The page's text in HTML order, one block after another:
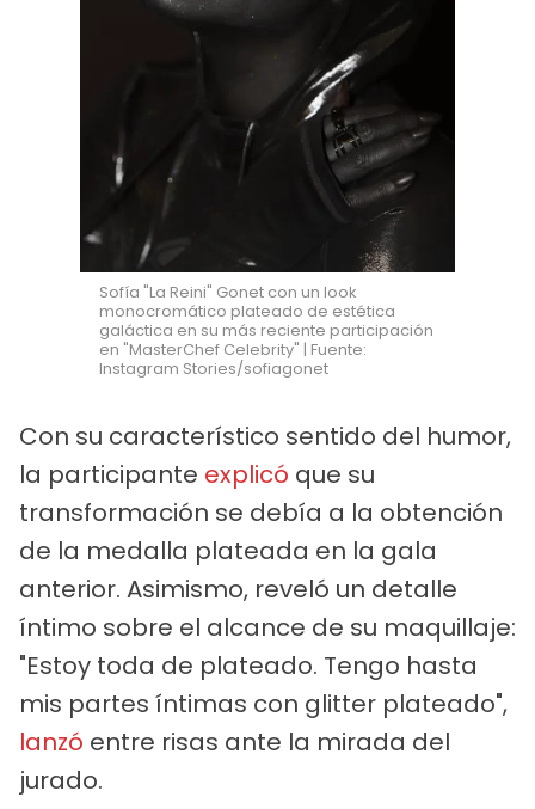
Sofía "La Reini" Gonet con un look
monocromático plateado de estética
galáctica en su más reciente participación
en "MasterChef Celebrity" | Fuente:
Instagram Stories/sofiagonet
Con su característico sentido del humor,
la participante explicó que su
transformación se debía a la obtención
de la medalla plateada en la gala
anterior. Asimismo, reveló un detalle
íntimo sobre el alcance de su maquillaje:
"Estoy toda de plateado. Tengo hasta
mis partes íntimas con glitter plateado",
lanzó entre risas ante la mirada del
jurado.